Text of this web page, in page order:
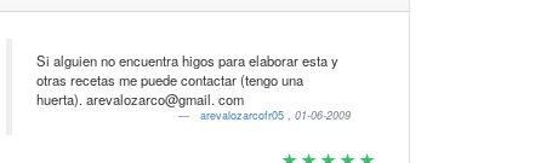
Si alguien no encuentra higos para elaborar esta y
otras recetas me puede contactar (tengo una
huerta). arevalozarco@gmail. com
arevalozarcofr05,01-06-2009